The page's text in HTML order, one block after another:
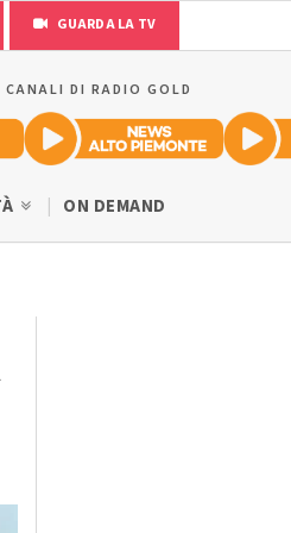
GUARDA LA TV
DI RADIO GOLD
ON DEMAND